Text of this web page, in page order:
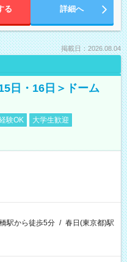
る 詳細へ
掲載日：2026.08.04
日・16日＞ドーム
験OK
大学生歓迎
駅から徒歩5分 / 春日(東京都)駅